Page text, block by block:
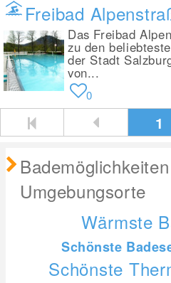
Freibad
Das Freibad
zu den
der Stadt
von...
0
1
Umgebungsorte
Wärmste
Schönste
Schönste